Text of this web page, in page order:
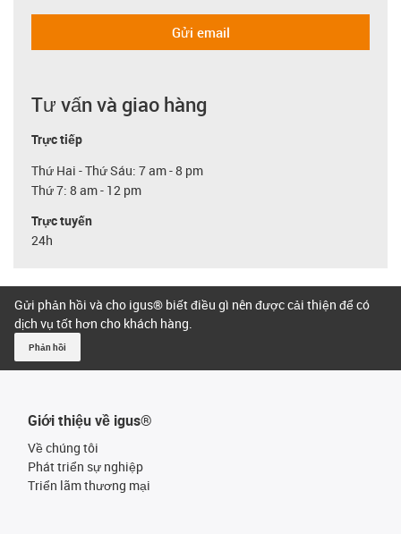
Gửi email
Tư vấn và giao hàng
Trực tiếp
Thứ Hai - Thứ Sáu: 7 am - 8 pm
Thứ 7: 8 am - 12 pm
Trực tuyến
24h
Gửi phản hồi và cho igus® biết điều gì nên được cải thiện để có
dịch vụ tốt hơn cho khách hàng.
Phản hồi
Giới thiệu về igus®
Về chúng tôi
Phát triển sự nghiệp
Triển lãm thương mại